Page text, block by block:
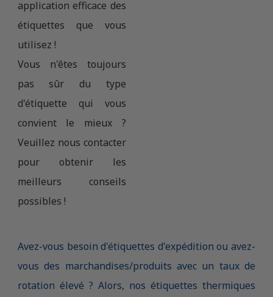
application efficace des
étiquettes que vous
utilisez !
Vous n'êtes toujours
pas sûr du type
d'étiquette qui vous
convient le mieux ?
Veuillez nous contacter
pour obtenir les
meilleurs conseils
possibles !
Avez-vous besoin d'étiquettes d'expédition ou avez-
vous des marchandises/produits avec un taux de
rotation élevé ? Alors, nos étiquettes thermiques